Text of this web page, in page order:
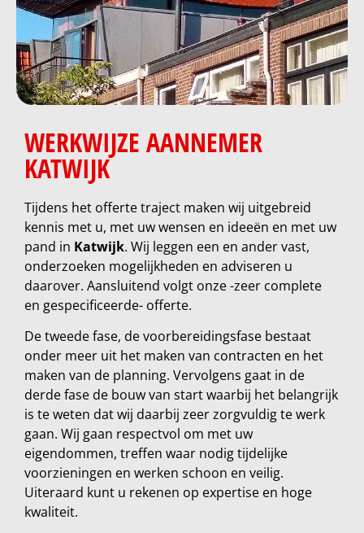
WERKWIJZE AANNEMER
KATWIJK
Tijdens het offerte traject maken wij uitgebreid
kennis met u, met uw wensen en ideeën en met uw
pand in Katwijk. Wij leggen een en ander vast,
onderzoeken mogelijkheden en adviseren u
daarover. Aansluitend volgt onze -zeer complete
en gespecificeerde- offerte.
De tweede fase, de voorbereidingsfase bestaat
onder meer uit het maken van contracten en het
maken van de planning. Vervolgens gaat in de
derde fase de bouw van start waarbij het belangrijk
is te weten dat wij daarbij zeer zorgvuldig te werk
gaan. Wij gaan respectvol om met uw
eigendommen, treffen waar nodig tijdelijke
voorzieningen en werken schoon en veilig.
Uiteraard kunt u rekenen op expertise en hoge
kwaliteit.